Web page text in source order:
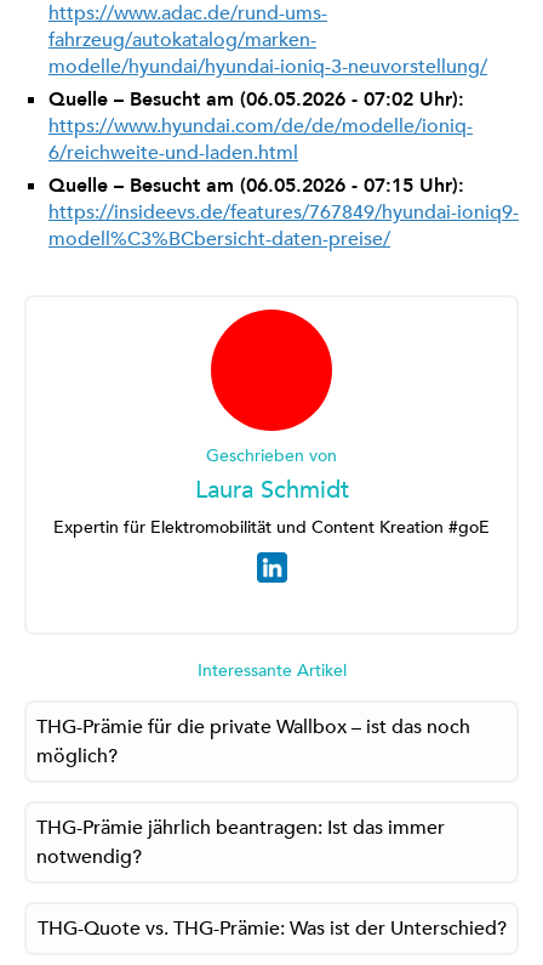
https://www.adac.de/rund-ums-
fahrzeug/autokatalog/marken-
modelle/hyundai/hyundai-ioniq-3-neuvorstellung/
Quelle – Besucht am (06.05.2026 - 07:02 Uhr):
https://www.hyundai.com/de/de/modelle/ioniq-
6/reichweite-und-laden.html
Quelle – Besucht am (06.05.2026 - 07:15 Uhr):
https://insideevs.de/features/767849/hyundai-ioniq9-
modell%C3%BCbersicht-daten-preise/
Geschrieben von
Laura Schmidt
Expertin für Elektromobilität und Content Kreation #goE
Interessante Artikel
THG-Prämie für die private Wallbox – ist das noch
möglich?
THG-Prämie jährlich beantragen: Ist das immer
notwendig?
THG-Quote vs. THG-Prämie: Was ist der Unterschied?